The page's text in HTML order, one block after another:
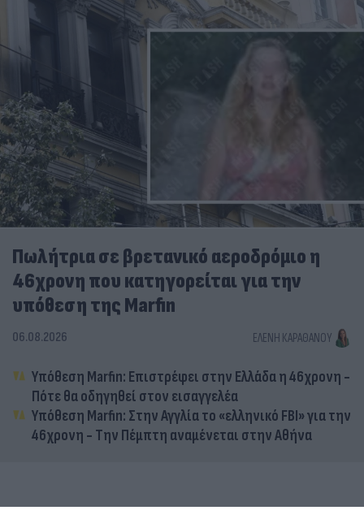
Πωλήτρια σε βρετανικό αεροδρόμιο η
46χρονη που κατηγορείται για την
υπόθεση της Marfin
06.08.2026 ΕΛΈΝΗ ΚΑΡΑΘΆΝΟΥ
Υπόθεση Marfin: Επιστρέφει στην Ελλάδα η 46χρονη -
Πότε θα οδηγηθεί στον εισαγγελέα
Υπόθεση Marfin: Στην Αγγλία το «ελληνικό FBI» για την
46χρονη - Την Πέμπτη αναμένεται στην Αθήνα